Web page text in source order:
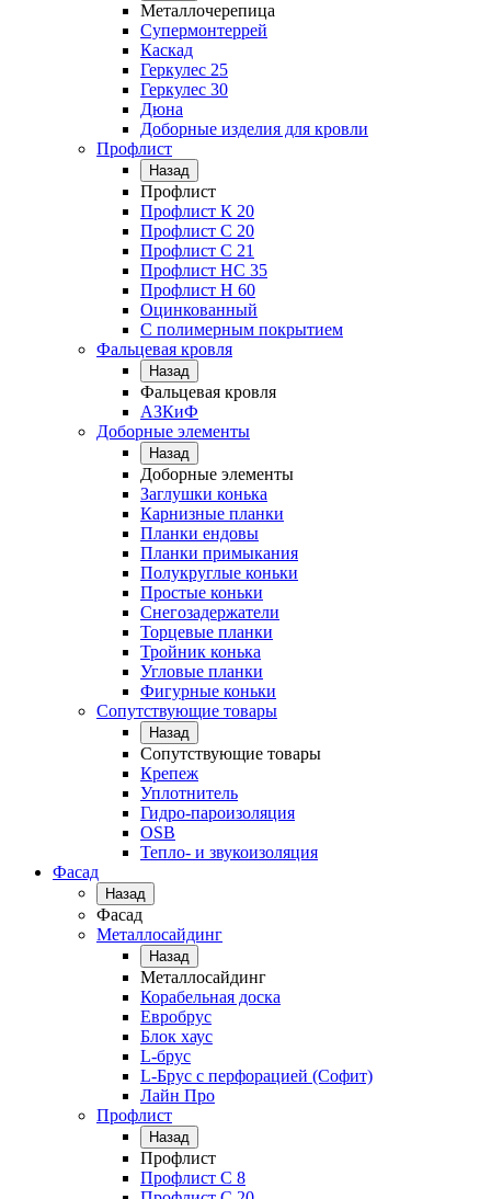
Металлочерепица
Супермонтеррей
Каскад
Геркулес 25
Геркулес 30
Дюна
Доборные изделия для кровли
Профлист
Назад
Профлист
Профлист К 20
Профлист С 20
Профлист C 21
Профлист НС 35
Профлист Н 60
Оцинкованный
С полимерным покрытием
Фальцевая кровля
Назад
Фальцевая кровля
АЗКиФ
Доборные элементы
Назад
Доборные элементы
Заглушки конька
Карнизные планки
Планки ендовы
Планки примыкания
Полукруглые коньки
Простые коньки
Снегозадержатели
Торцевые планки
Тройник конька
Угловые планки
Фигурные коньки
Сопутствующие товары
Назад
Сопутствующие товары
Крепеж
Уплотнитель
Гидро-пароизоляция
OSB
Тепло- и звукоизоляция
Фасад
Назад
Фасад
Металлосайдинг
Назад
Металлосайдинг
Корабельная доска
Евробрус
Блок хаус
L-брус
L-Брус с перфорацией (Софит)
Лайн Про
Профлист
Назад
Профлист
Профлист С 8